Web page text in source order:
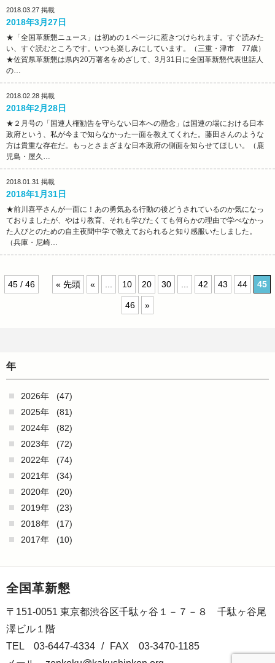
2018.03.27 掲載
2018年3月27日
★「全国革新懇ニュース」は初めの１ページに惹きつけられます。すぐ読みた
い、すぐ読むところです。いつも楽しみにしています。（三重・津市 77歳）
★佐賀県革新懇は県内20万署名をめざして、3月31日に全国革新懇代表世話人
の…
2018.02.28 掲載
2018年2月28日
★２月号の「国連人権勧告を守らない日本への懸念」は国連の場における日本
政府という、私が今まで知らなかった一面を教えてくれた。藤田さんのような
方は貴重な存在だ。もっとさまざまな日本政府の側面を知らせてほしい。（鹿
児島・屋久…
2018.01.31 掲載
2018年1月31日
★前川喜平さんが一面に！あの勇気ある行動の後どうされているのか気になっ
ておりましたが、やはり教育、それも学びたくても何らかの理由で学べなかっ
た人びとのための自主夜間中学で教えておられると知り感服いたしました。
（兵庫・尼崎…
45 / 46 « 先頭 « 10 20 30 42 43 44 45
46 »
年
2026年
(47)
2025年
(81)
2024年
(82)
2023年
(72)
2022年
(74)
2021年
(34)
2020年
(20)
2019年
(23)
2018年
(17)
2017年
(10)
全国革新懇
〒151-0051 東京都渋谷区千駄ヶ谷１－７－８ 千駄ヶ谷尾
澤ビル１階
TEL 03-6447-4334 /
FAX 03-3470-1185